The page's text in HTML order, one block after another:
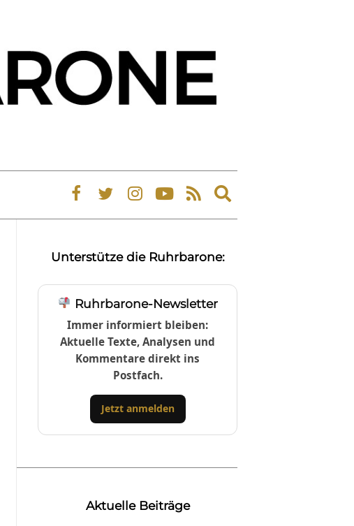
Expand
search
Unterstütze die Ruhrbarone:
Ruhrbarone-Newsletter
Immer informiert bleiben:
Aktuelle Texte, Analysen und
Kommentare direkt ins
Postfach.
Jetzt anmelden
Aktuelle Beiträge